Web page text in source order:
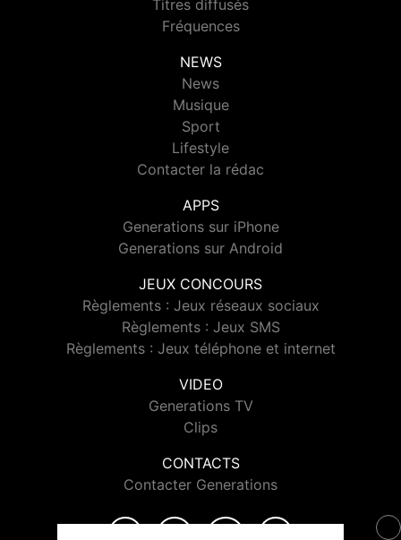
Titres diffusés
Fréquences
NEWS
News
Musique
Sport
Lifestyle
Contacter la rédac
APPS
Generations sur iPhone
Generations sur Android
JEUX CONCOURS
Règlements : Jeux réseaux sociaux
Règlements : Jeux SMS
Règlements : Jeux téléphone et internet
VIDEO
Generations TV
Clips
CONTACTS
Contacter Generations